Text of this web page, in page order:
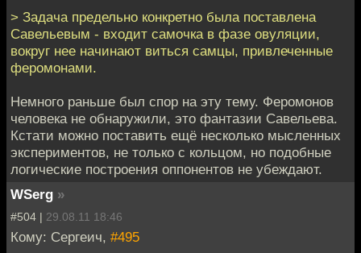
> Задача предельно конкретно была поставлена
Савельевым - входит самочка в фазе овуляции,
вокруг нее начинают виться самцы, привлеченные
феромонами.
Немного раньше был спор на эту тему. Феромонов
человека не обнаружили, это фантазии Савельева.
Кстати можно поставить ещё несколько мысленных
экспериментов, не только с кольцом, но подобные
логические построения оппонентов не убеждают.
WSerg »
#504 | 29.08.11 18:46
Кому: Сергеич, #495